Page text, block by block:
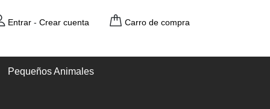
Entrar- Crear cuenta Carro de compra
Pequeños Animales